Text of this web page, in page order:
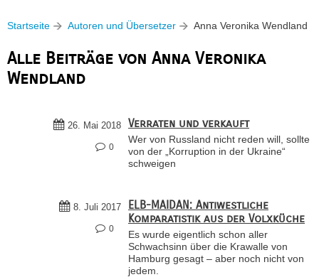
Startseite Autoren und Übersetzer Anna Veronika Wendland
Alle Beiträge von Anna Veronika
Wendland
26. Mai 2018
0
Verraten und verkauft
Wer von Russland nicht reden will, sollte
von der „Korruption in der Ukraine“
schweigen
8. Juli 2017
0
ELB-MAIDAN: Antiwestliche
Komparatistik aus der Volxküche
Es wurde eigentlich schon aller
Schwachsinn über die Krawalle von
Hamburg gesagt – aber noch nicht von
jedem.